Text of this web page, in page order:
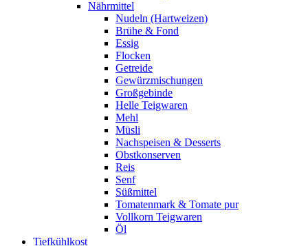
Nährmittel
Nudeln (Hartweizen)
Brühe & Fond
Essig
Flocken
Getreide
Gewürzmischungen
Großgebinde
Helle Teigwaren
Mehl
Müsli
Nachspeisen & Desserts
Obstkonserven
Reis
Senf
Süßmittel
Tomatenmark & Tomate pur
Vollkorn Teigwaren
Öl
Tiefkühlkost